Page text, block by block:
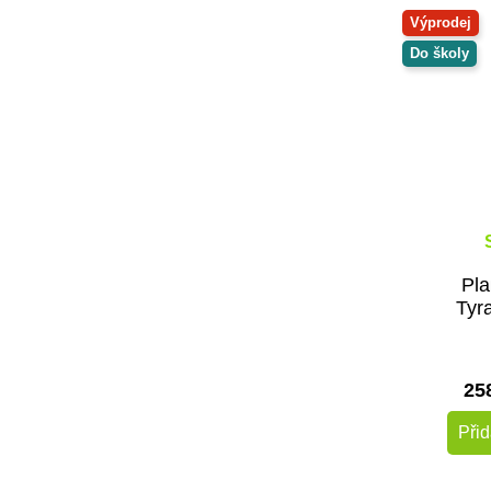
Výprodej
Do školy